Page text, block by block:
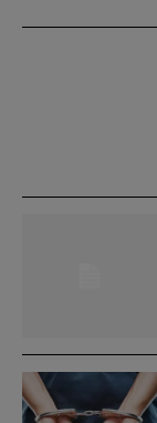
m
a
l
m
a
l